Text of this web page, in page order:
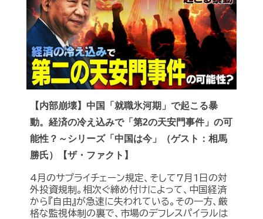
【内部崩壊】中国「就職氷河期」で起こる暴
動。経済の冷え込みで「第2の天安門事件」の可
能性？～シリーズ「中国は今」（ゲスト：相馬
勝氏）【ザ・ファクト】
4月のサプライチェーン規定、そして7月1日の対
外投資規制。相次ぐ締め付けによって、中国経済
から『自由』が急速に失われている。その一方、厳
格な監視体制の裏で、市場のデフレスパイラルは